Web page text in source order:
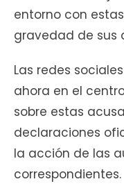
entorno con
gravedad de sus
Las redes
ahora en el
sobre estas
declaraciones
la acción de las
correspondientes.